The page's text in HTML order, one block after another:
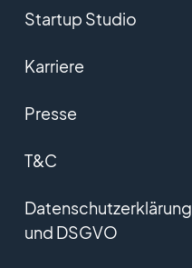
Startup Studio
Karriere
Presse
T&C
Datenschutzerklärung
und DSGVO